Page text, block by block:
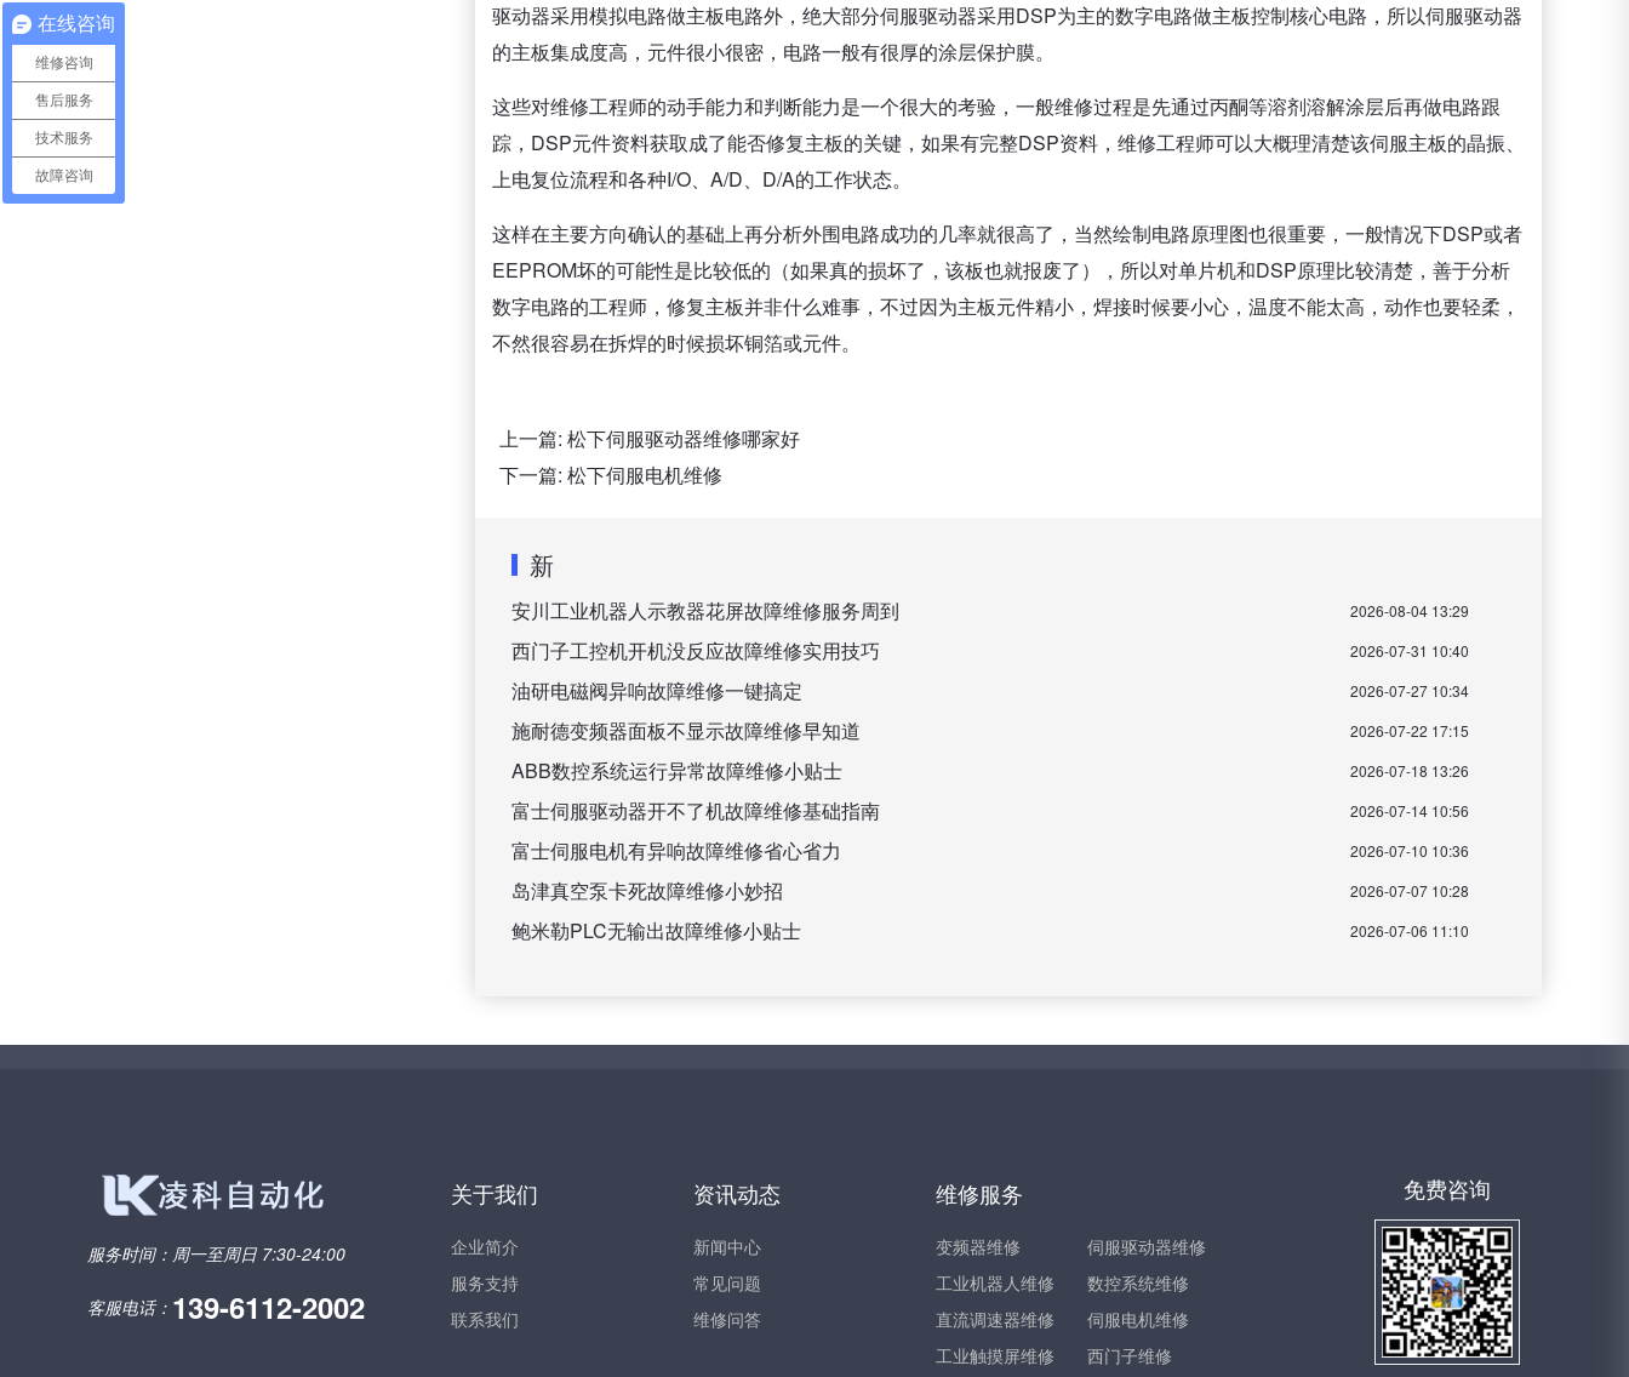
驱动器采用模拟电路做主板电路外，绝大部分伺服驱动器采用DSP为主的数字电路做主板控制核心电路，所以伺服驱动器
的主板集成度高，元件很小很密，电路一般有很厚的涂层保护膜。
这些对维修工程师的动手能力和判断能力是一个很大的考验，一般维修过程是先通过丙酮等溶剂溶解涂层后再做电路跟
踪，DSP元件资料获取成了能否修复主板的关键，如果有完整DSP资料，维修工程师可以大概理清楚该伺服主板的晶振、
上电复位流程和各种I/O、A/D、D/A的工作状态。
这样在主要方向确认的基础上再分析外围电路成功的几率就很高了，当然绘制电路原理图也很重要，一般情况下DSP或者
EEPROM坏的可能性是比较低的（如果真的损坏了，该板也就报废了），所以对单片机和DSP原理比较清楚，善于分析
数字电路的工程师，修复主板并非什么难事，不过因为主板元件精小，焊接时候要小心，温度不能太高，动作也要轻柔，
不然很容易在拆焊的时候损坏铜箔或元件。
上一篇: 松下伺服驱动器维修哪家好
下一篇: 松下伺服电机维修
新
安川工业机器人示教器花屏故障维修服务周到 2026-08-04 13:29
西门子工控机开机没反应故障维修实用技巧 2026-07-31 10:40
油研电磁阀异响故障维修一键搞定 2026-07-27 10:34
施耐德变频器面板不显示故障维修早知道 2026-07-22 17:15
ABB数控系统运行异常故障维修小贴士 2026-07-18 13:26
富士伺服驱动器开不了机故障维修基础指南 2026-07-14 10:56
富士伺服电机有异响故障维修省心省力 2026-07-10 10:36
岛津真空泵卡死故障维修小妙招 2026-07-07 10:28
鲍米勒PLC无输出故障维修小贴士 2026-07-06 11:10
服务时间： 周一至周日 7:30-24:00
客服电话： 139-6112-2002
关于我们
企业简介
服务支持
联系我们
资讯动态
新闻中心
常见问题
维修问答
维修服务
变频器维修
伺服驱动器维修
工业机器人维修
数控系统维修
直流调速器维修
伺服电机维修
工业触摸屏维修
西门子维修
免费咨询
在线咨询
维修咨询
售后服务
技术服务
故障咨询